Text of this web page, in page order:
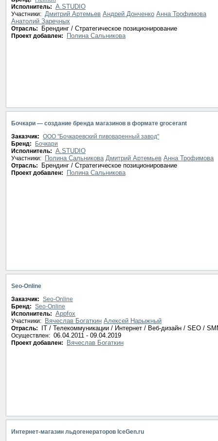
Исполнитель: A.STUDIO
Участники: Дмитрий Артемьев Андрей Донченко Анна Трофимова
Анатолий Заречных
Отрасль: Брендинг / Стратегическое позиционирование
Проект добавлен: Полина Сальникова
Бочкари — создание бренда магазинов в формате grocerant
Заказчик: ООО "Бочкаревский пивоваренный завод"
Бренд:
Бочкари
Исполнитель: A.STUDIO
Участники: Полина Сальникова Дмитрий Артемьев Анна Трофимова
Отрасль: Брендинг / Стратегическое позиционирование
Проект добавлен: Полина Сальникова
Seo-Online
Заказчик: Seo-Online
Бренд: Seo-Online
Исполнитель: Appfox
Участники: Вячеслав Богаткин Алексей Нарыжный
Отрасль: IT / Телекоммуникации / Интернет / Веб-дизайн / SEO /
Осуществлен: 06.04.2011 - 09.04.2019
Проект добавлен: Вячеслав Богаткин
Интернет-магазин льдогенераторов IceGen.ru